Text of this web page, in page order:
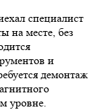
специалист
на месте, без
и
демонтаж
уровне.